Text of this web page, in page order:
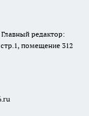
редактор:
помещение 312